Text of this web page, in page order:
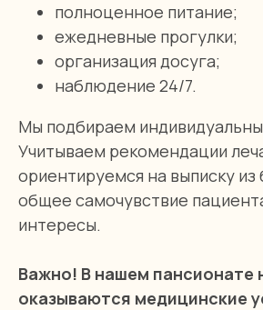
полноценное питание;
ежедневные прогулки;
организация досуга;
наблюдение 24/7.
Мы подбираем
Учитываем рекомендации
ориентируемся на выписку из
общее самочувствие
интересы.
Важно! В нашем пансионате
оказываются медицинские